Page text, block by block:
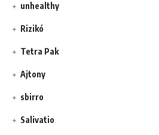
unhealthy
Rizikó
Tetra Pak
Ajtony
sbirro
Salivatio